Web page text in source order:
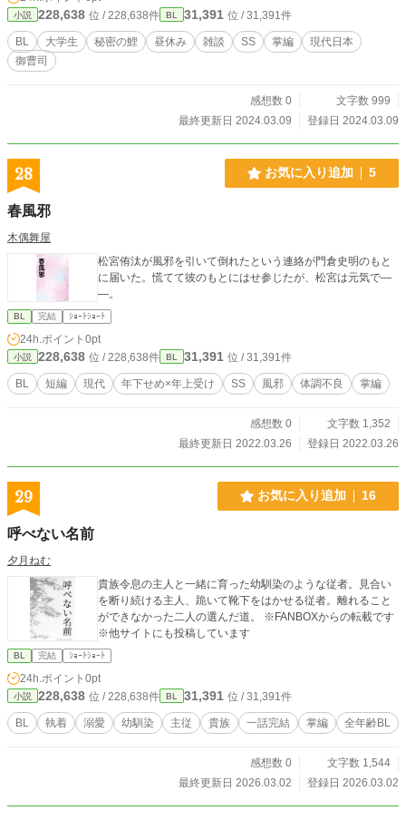
小説 228,638 位 / 228,638件 BL 31,391 位 / 31,391件
BL 大学生 秘密の鯉 昼休み 雑談 SS 掌編
現代日本
御曹司
感想数 0
文字数 999
最終更新日 2024.03.09
登録日 2024.03.09
28 お気に入り追加 5
春風邪
木偶舞屋
松宮侑汰が風邪を引いて倒れたという連絡が門倉史明のもと
に届いた。慌てて彼のもとにはせ参じたが、松宮は元気で―
―。
BL 完結 ｼｮｰﾄｼｮｰﾄ
24h.ポイント 0pt
小説 228,638 位 / 228,638件 BL 31,391 位 / 31,391件
BL 短編 現代 年下せめ×年上受け SS 風邪 体調不良 掌編
感想数 0
文字数 1,352
最終更新日 2022.03.26
登録日 2022.03.26
29 お気に入り追加 16
呼べない名前
夕月ねむ
貴族令息の主人と一緒に育った幼馴染のような従者。見合い
を断り続ける主人、跪いて靴下をはかせる従者。離れること
ができなかった二人の選んだ道。 ※FANBOXからの転載です
※他サイトにも投稿しています
BL 完結 ｼｮｰﾄｼｮｰﾄ
24h.ポイント 0pt
小説 228,638 位 / 228,638件 BL 31,391 位 / 31,391件
BL 執着 溺愛 幼馴染 主従 貴族 一話完結 掌編 全年齢BL
感想数 0
文字数 1,544
最終更新日 2026.03.02
登録日 2026.03.02